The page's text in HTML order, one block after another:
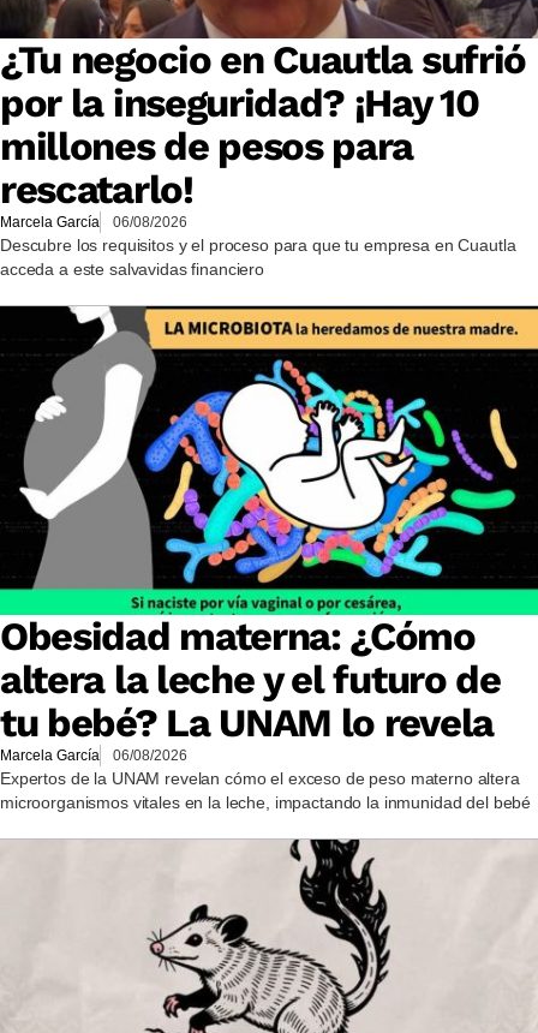
¿Tu negocio en Cuautla sufrió
por la inseguridad? ¡Hay 10
millones de pesos para
rescatarlo!
Marcela García 06/08/2026
Descubre los requisitos y el proceso para que tu empresa en Cuautla
acceda a este salvavidas financiero
Obesidad materna: ¿Cómo
altera la leche y el futuro de
tu bebé? La UNAM lo revela
Marcela García 06/08/2026
Expertos de la UNAM revelan cómo el exceso de peso materno altera
microorganismos vitales en la leche, impactando la inmunidad del bebé